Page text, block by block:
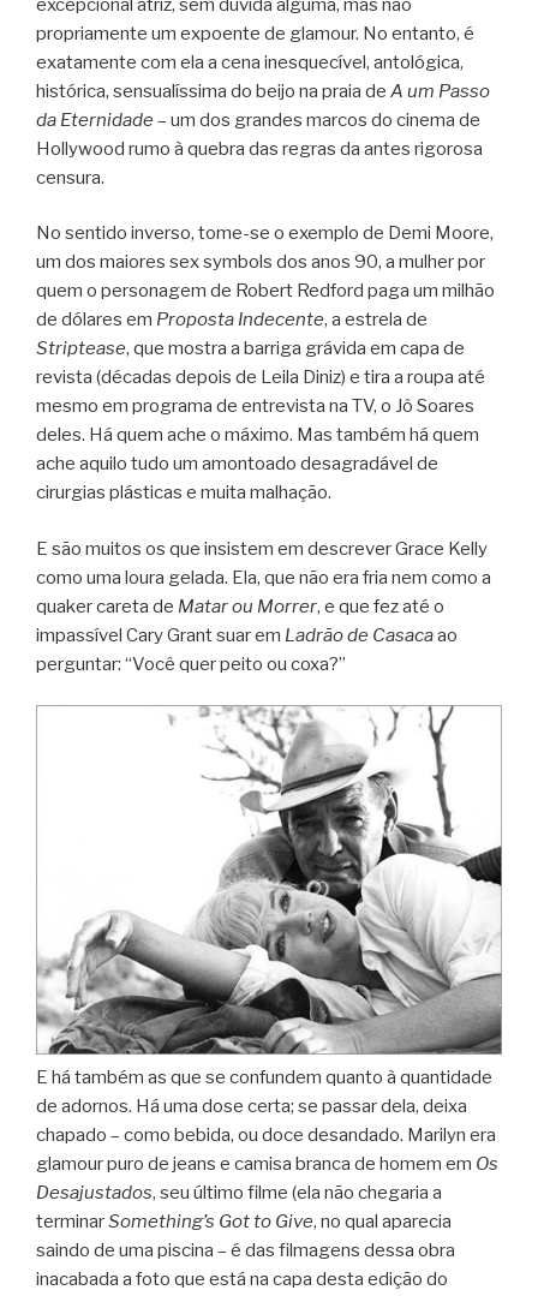
excepcional atriz, sem dúvida alguma, mas não
propriamente um expoente de glamour. No entanto, é
exatamente com ela a cena inesquecível, antológica,
histórica, sensualíssima do beijo na praia de A um Passo
da Eternidade – um dos grandes marcos do cinema de
Hollywood rumo à quebra das regras da antes rigorosa
censura.
No sentido inverso, tome-se o exemplo de Demi Moore,
um dos maiores sex symbols dos anos 90, a mulher por
quem o personagem de Robert Redford paga um milhão
de dólares em Proposta Indecente, a estrela de
Striptease, que mostra a barriga grávida em capa de
revista (décadas depois de Leila Diniz) e tira a roupa até
mesmo em programa de entrevista na TV, o Jô Soares
deles. Há quem ache o máximo. Mas também há quem
ache aquilo tudo um amontoado desagradável de
cirurgias plásticas e muita malhação.
E são muitos os que insistem em descrever Grace Kelly
como uma loura gelada. Ela, que não era fria nem como a
quaker careta de Matar ou Morrer, e que fez até o
impassível Cary Grant suar em Ladrão de Casacaao
perguntar: “Você quer peito ou coxa?”
E há também as que se confundem quanto à quantidade
de adornos. Há uma dose certa; se passar dela, deixa
chapado – como bebida, ou doce desandado. Marilyn era
glamour puro de jeans e camisa branca de homem em Os
Desajustados, seu último filme (ela não chegaria a
terminarSomething’s Got to Give, no qual aparecia
saindo de uma piscina – é das filmagens dessa obra
inacabada a foto que está na capa desta edição do